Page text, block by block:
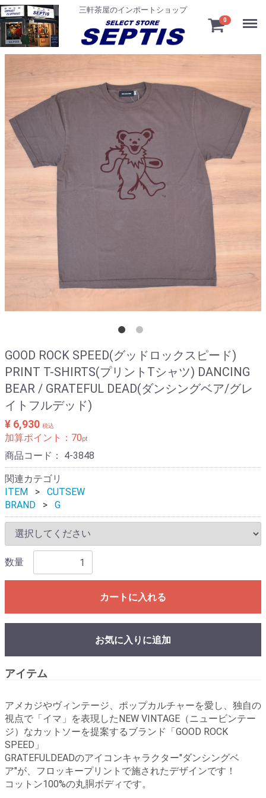
三軒茶屋のインポートショップ
0
GOOD ROCK SPEED(グッドロックスピード)
PRINT T-SHIRTS(プリントTシャツ) DANCING
BEAR / GRATEFUL DEAD(ダンシングベア/グレ
イトフルデッド)
¥ 6,930 税込
加算ポイント： 70pt
商品コード： 4-3848
関連カテゴリ
ITEM
CUTSEW
BRAND
G
数量
カートに入れる
お気に入りに追加
アイテム
アメカジやヴィンテージ、ポップカルチャーを愛し、独自の
視点で「イマ」を表現したNEW VINTAGE（ニュービンテー
ジ）なカットソーを提案するブランド「GOOD ROCK
SPEED」
GRATEFULDEADのアイコンキャラクター"ダンシングベ
ア"が、フロッキープリントで施されたデザインです！
コットン100%の丸胴ボディです。